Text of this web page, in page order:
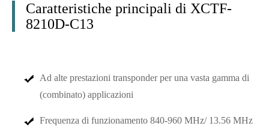
Caratteristiche principali di XCTF-
8210D-C13
Ad alte prestazioni transponder per una vasta gamma di
(combinato) applicazioni
Frequenza di funzionamento 840-960 MHz/ 13.56 MHz